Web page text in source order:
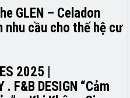
GLEN – Celadon
nhu cầu cho thế hệ cư
2025 |
. F&B DESIGN “Cảm